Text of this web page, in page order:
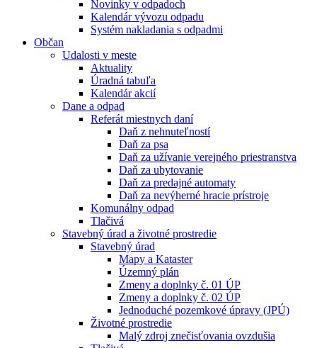
Novinky v odpadoch
Kalendár vývozu odpadu
Systém nakladania s odpadmi
Občan
Udalosti v meste
Aktuality
Úradná tabuľa
Kalendár akcií
Dane a odpad
Referát miestnych daní
Daň z nehnuteľností
Daň za psa
Daň za užívanie verejného priestranstva
Daň za ubytovanie
Daň za predajné automaty
Daň za nevýherné hracie prístroje
Komunálny odpad
Tlačivá
Stavebný úrad a životné prostredie
Stavebný úrad
Mapy a Kataster
Územný plán
Zmeny a doplnky č. 01 ÚP
Zmeny a doplnky č. 02 ÚP
Jednoduché pozemkové úpravy (JPÚ)
Životné prostredie
Malý zdroj znečisťovania ovzdušia